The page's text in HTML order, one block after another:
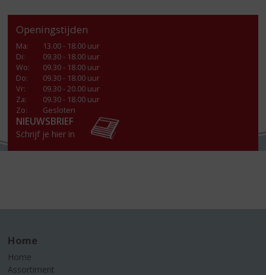
Openingstijden
Ma:
13.00 - 18.00 uur
Di:
09.30 - 18.00 uur
Wo:
09.30 - 18.00 uur
Do:
09.30 - 18.00 uur
Vr:
09.30 - 20.00 uur
Za:
09.30 - 18.00 uur
Zo:
Gesloten
NIEUWSBRIEF
Schrijf je hier in
Home
Home
Assortiment